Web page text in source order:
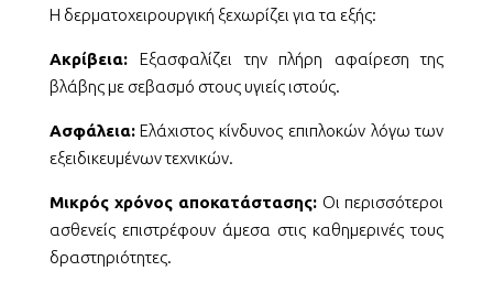
Η δερματοχειρουργική ξεχωρίζει για τα εξής:
Ακρίβεια:Εξασφαλίζει την πλήρη αφαίρεση της
βλάβης με σεβασμό στους υγιείς ιστούς.
Ασφάλεια:Ελάχιστος κίνδυνος επιπλοκών λόγω των
εξειδικευμένων τεχνικών.
Μικρός χρόνος αποκατάστασης: Οι περισσότεροι
ασθενείς επιστρέφουν άμεσα στις καθημερινές τους
δραστηριότητες.